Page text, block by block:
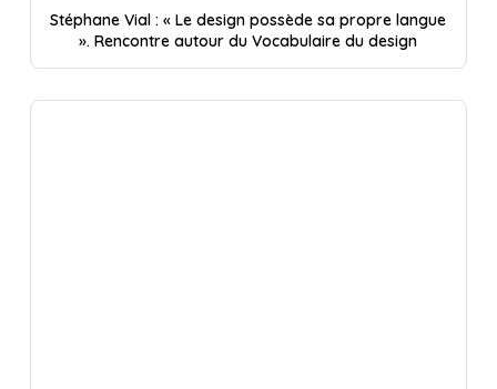
Stéphane Vial : « Le design possède sa propre langue
». Rencontre autour du Vocabulaire du design